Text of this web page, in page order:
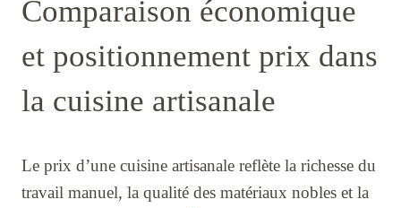
Comparaison économique
et positionnement prix dans
la cuisine artisanale
Le prix d’une cuisine artisanale reflète la richesse du
travail manuel, la qualité des matériaux nobles et la